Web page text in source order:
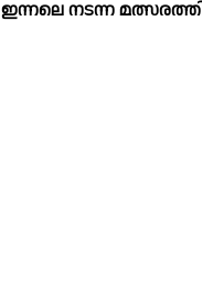
ഇന്നലെ നടന്ന